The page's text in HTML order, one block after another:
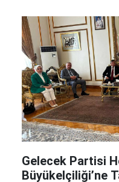
Gelecek Partisi
Büyükelçiliği’ne